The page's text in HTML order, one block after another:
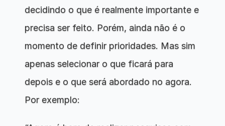
decidindo o que é realmente importante e
precisa ser feito. Porém, ainda não é o
momento de definir prioridades. Mas sim
apenas selecionar o que ficará para
depois e o que será abordado no agora.
Por exemplo: